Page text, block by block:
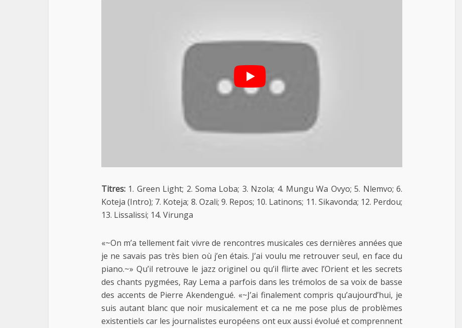
Titres: 1. Green Light; 2. Soma Loba; 3. Nzola; 4. Mungu Wa Ovyo; 5. Nlemvo; 6.
Koteja (Intro); 7. Koteja; 8. Ozali; 9. Repos; 10. Latinons; 11. Sikavonda; 12. Perdou;
13. Lissalissi; 14. Virunga
«~On m’a tellement fait vivre de rencontres musicales ces dernières années que
je ne savais pas très bien où j’en étais. J’ai voulu me retrouver seul, en face du
piano.~» Qu’il retrouve le jazz originel ou qu’il flirte avec l’Orient et les secrets
des chants pygmées, Ray Lema a parfois dans les trémolos de sa voix de basse
des accents de Pierre Akendengué. «~J’ai finalement compris qu’aujourd’hui, je
suis autant blanc que noir musicalement et ca ne me pose plus de problèmes
existentiels car les journalistes européens ont eux aussi évolué et comprennent